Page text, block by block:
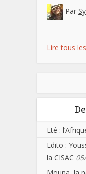
Par
Lire tous
Eté :
Edito :
la CISAC